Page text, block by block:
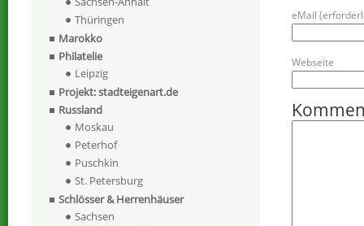
eMail
Webseite
Thüringen
Marokko
Philatelie
Leipzig
Projekt: stadteigenart.de
Russland
Moskau
Peterhof
Puschkin
St. Petersburg
Schlösser & Herrenhäuser
Sachsen